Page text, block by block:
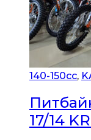
140-150сс,
17/14